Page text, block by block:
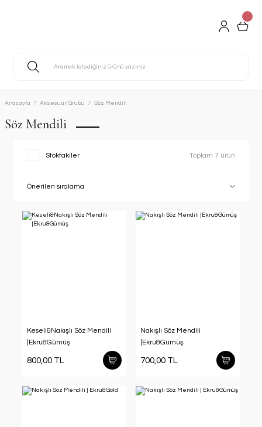
Anasayfa Aksesuar Grubu Söz Mendili
Söz Mendili
Stoktakiler Toplam 7 ürün
Keseli&Nakışlı Söz Mendili
|Ekru&Gümüş
800,00 TL
Nakışlı Söz Mendili
|Ekru&Gümüş
700,00 TL